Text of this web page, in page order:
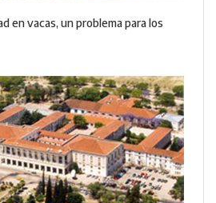
en vacas, un problema para los